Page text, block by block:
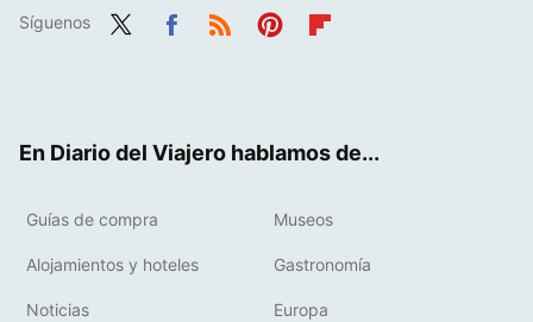
Síguenos
En Diario del Viajero hablamos de...
Guías de compra Museos
Alojamientos y hoteles Gastronomía
Noticias Europa